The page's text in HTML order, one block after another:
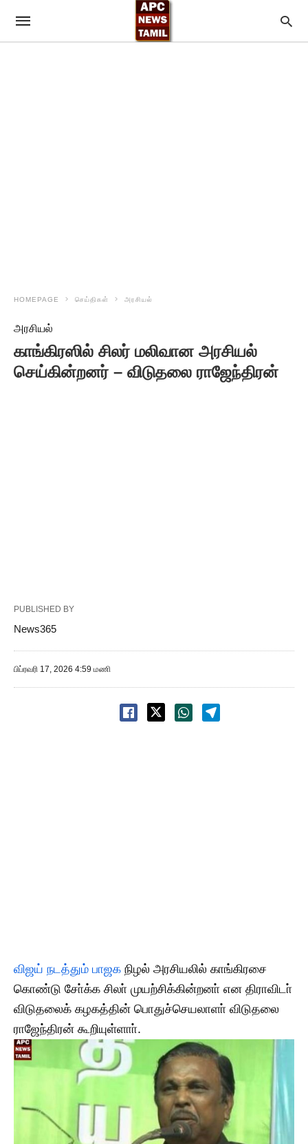
HOMEPAGE செய்திகள் அரசியல்
அரசியல்
காங்கிரஸில் சிலர் மலிவான அரசியல்
செய்கின்றனர் – விடுதலை ராஜேந்திரன்
PUBLISHED BY
News365
பிப்ரவரி 17, 2026 4:59 மணி
விஜய் நடத்தும் பாஜக நிழல் அரசியலில் காங்கிரசை
கொண்டு சோ்க்க சிலா் முயற்சிக்கின்றனா் என திராவிடா்
விடுதலைக் கழகத்தின் பொதுச்செயலாளா் விடுதலை
ராஜேந்திரன் கூறியுள்ளாா்.